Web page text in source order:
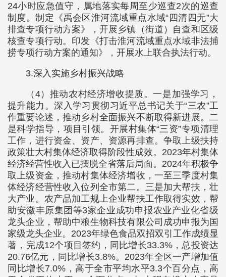
24小时应急值守，属地落实每周至少巡查2次的巡查
制度。制定《禹会区淮河流域重点水域“四清四无”大
排查专项行动方案》，开展乡镇（街道）自查和区级
核查专项行动。印发《打击淮河流域重点水域非法捕
捞专项行动方案的通知》，开展水上联合执法行动。
3.深入实施乡村振兴战略
（4）推动农村经济增收提质。一是加强学习，
提升能力。深入学习贯彻习近平总书记关于“三农”工
作重要论述，推动乡村全面振兴不断取得新进展。二
是科学指导，项目引领。开展村集体“三资”专项清理
工作，进行资金、资产、资源再排查。争取上级扶持
政策壮大村集体经济取得阶段性成效。2023年村集体
经济经营性收入已摆脱全省落后局面。2024年积极争
取上级资金，推动村集体经济增收，一至三季度村集
体经济经营性收入位列全市第二。三是加大帮扶，壮
大产业。农产品加工规上企业帮扶工作取得实效，帮
助安徽丰原集团等3家企业成功申报农业产业化省级
龙头企业，帮助中粮生物科技有限公司成功申报为国
家级龙头企业。2023年绿色食品双招双引工作成绩显
著，完成12个项目签约，同比增长33.3%，总投资达
20.76亿元，同比增长3.8%。2023年全区一产增加值
同比增长7.0%，高于全市平均水平3.3个百分点，高